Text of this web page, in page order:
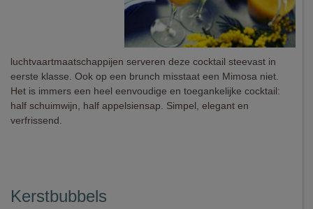
luchtvaartmaatschappijen serveren deze cocktail steevast in
eerste klasse. Ook op een brunch misstaat een Mimosa niet.
Het is immers een heel eenvoudige en toegankelijke cocktail:
half schuimwijn, half appelsiensap. Simpel, elegant en
verfrissend.
Kerstbubbels